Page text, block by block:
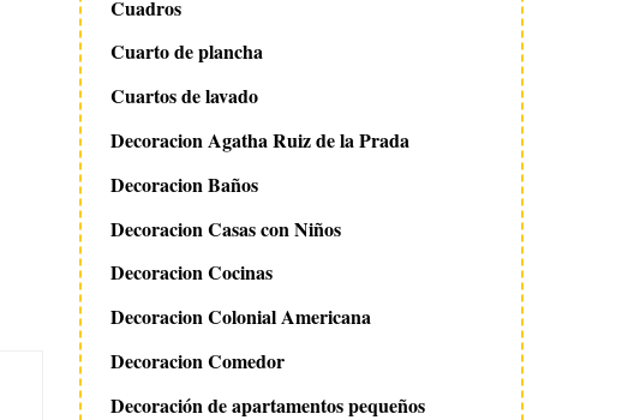
Cuadros
Cuarto de plancha
Cuartos de lavado
Decoracion Agatha Ruiz de la Prada
Decoracion Baños
Decoracion Casas con Niños
Decoracion Cocinas
Decoracion Colonial Americana
Decoracion Comedor
Decoración de apartamentos pequeños